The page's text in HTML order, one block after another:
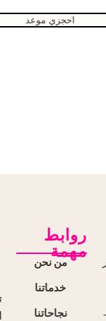
احجزي موعد
روابط
مهمة
من نحن
خدماتنا
نجاحاتنا